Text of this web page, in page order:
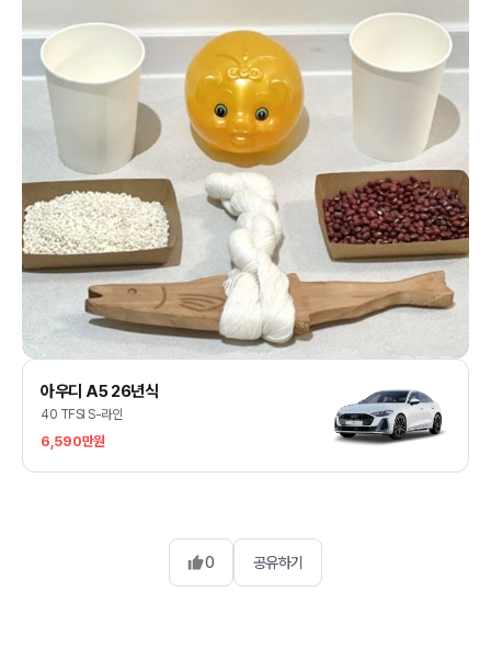
아우디 A5 26년식
40 TFSI S-라인
6,590만원
0 공유하기